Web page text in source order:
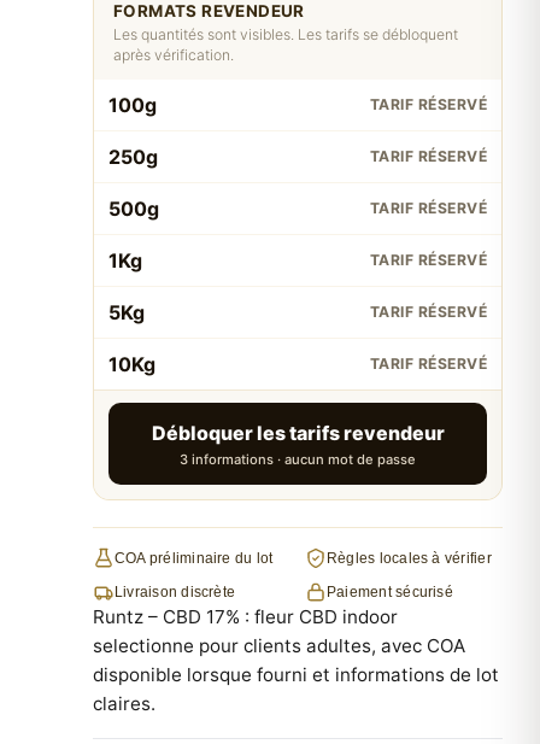
FORMATS REVENDEUR
Les quantités sont visibles. Les tarifs se débloquent
après vérification.
100g TARIF RÉSERVÉ
250g TARIF RÉSERVÉ
500g TARIF RÉSERVÉ
1Kg TARIF RÉSERVÉ
5Kg TARIF RÉSERVÉ
10Kg TARIF RÉSERVÉ
Débloquer les tarifs revendeur
3 informations · aucun mot de passe
COA préliminaire du lot
Règles locales à vérifier
Livraison discrète
Paiement sécurisé
Runtz – CBD 17% : fleur CBD indoor
selectionne pour clients adultes, avec COA
disponible lorsque fourni et informations de lot
claires.